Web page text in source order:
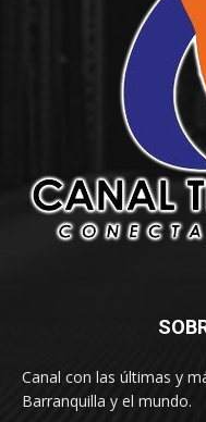
Canal con las últimas y
Barranquilla y el mundo.